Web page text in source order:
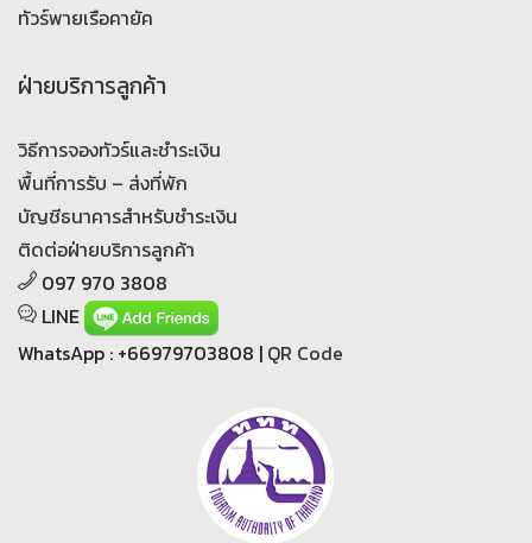
ทัวร์พายเรือคายัค
ฝ่ายบริการลูกค้า
วิธีการจองทัวร์และชำระเงิน
พื้นที่การรับ – ส่งที่พัก
บัญชีธนาคารสำหรับชำระเงิน
ติดต่อฝ่ายบริการลูกค้า
097 970 3808
LINE
WhatsApp : +66979703808 | QR Code